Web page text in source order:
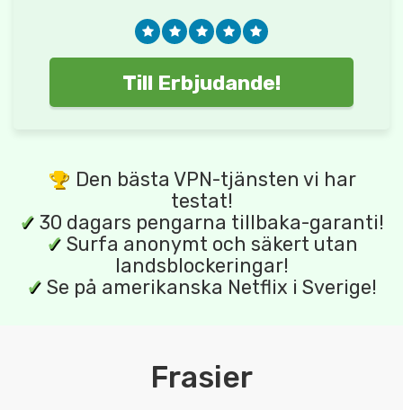
Till Erbjudande!
Den bästa VPN-tjänsten vi har
testat!
✓ 30 dagars pengarna tillbaka-garanti!
✓ Surfa anonymt och säkert utan
landsblockeringar!
✓ Se på amerikanska Netflix i Sverige!
Frasier